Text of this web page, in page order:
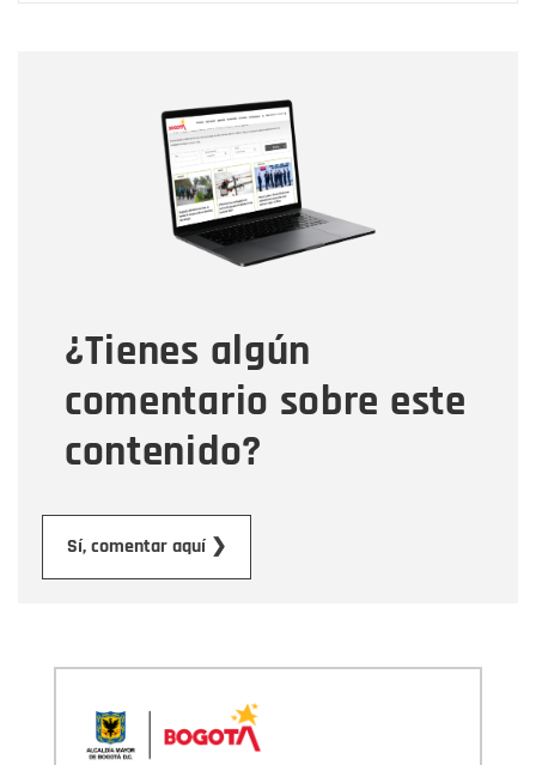
¿Tienes algún
comentario sobre este
contenido?
Sí, comentar aquí ❯
Correo electrónico
Tipo de comentario
Mensaje